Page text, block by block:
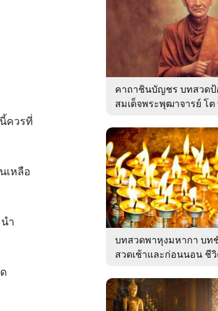
ควรที่
เหลือ
ำ
คาถาชินบัญชร บทสวดป้
สมเด็จพระพุฒาจารย์ โ
บทสวดพาหุงมหากา บท
สวดเช้าและก่อนนอน ชี